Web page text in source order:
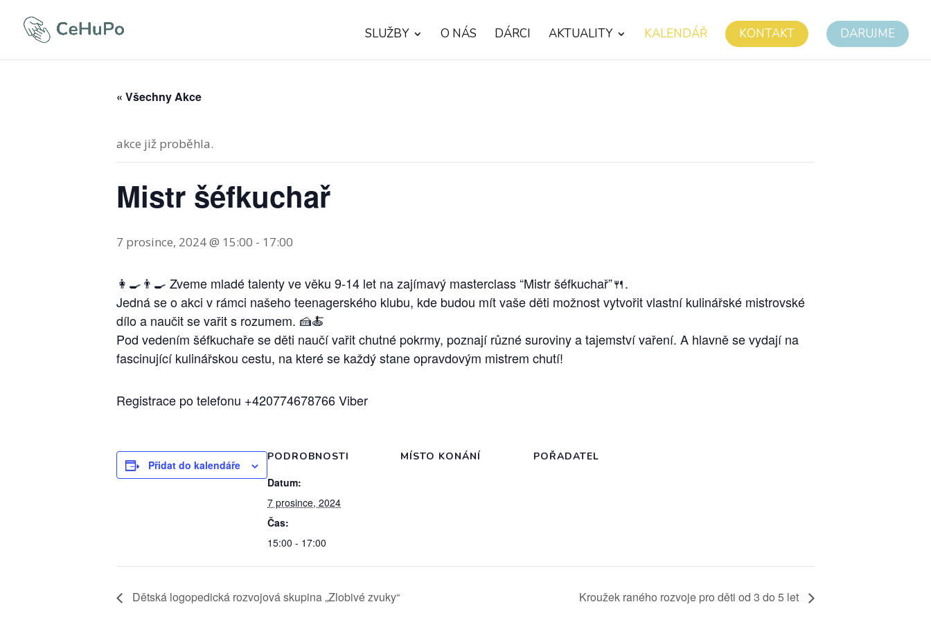
SLUŽBY O NÁS DÁRCI AKTUALITY KALENDÁŘ KONTAKT DARUJME
« Všechny Akce
akce již proběhla.
Mistr šéfkuchař
7 prosince, 2024 @ 15:00 - 17:00
👩‍🍳👨‍🍳 Zveme mladé talenty ve věku 9-14 let na zajímavý masterclass “Mistr šéfkuchař”🍴.
Jedná se o akci v rámci našeho teenagerského klubu, kde budou mít vaše děti možnost vytvořit vlastní kulinářské mistrovské
dílo a naučit se vařit s rozumem. 🍰🍝
Pod vedením šéfkuchaře se děti naučí vařit chutné pokrmy, poznají různé suroviny a tajemství vaření. A hlavně se vydají na
fascinující kulinářskou cestu, na které se každý stane opravdovým mistrem chutí!
Registrace po telefonu +420774678766 Viber
Přidat do kalendáře
PODROBNOSTI
Datum:
7 prosince, 2024
Čas:
15:00 - 17:00
MÍSTO KONÁNÍ POŘADATEL
Dětská logopedická rozvojová skupina „Zlobivé zvuky“ Kroužek raného rozvoje pro děti od 3 do 5 let